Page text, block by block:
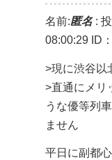
名前:匿名:
08:00:29 ID
>現に渋谷以
>直通にメリ
うな優等列
ません
平日に副都